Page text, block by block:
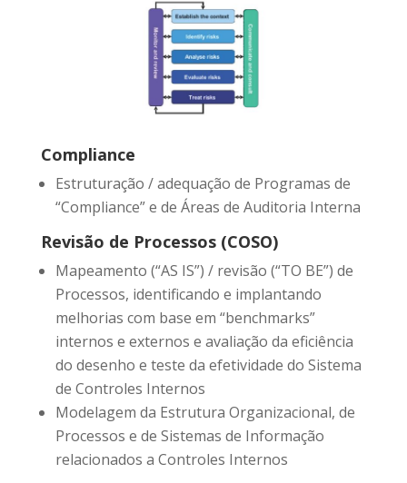
Compliance
Estruturação / adequação de Programas de
“Compliance” e de Áreas de Auditoria Interna
Revisão de Processos (COSO)
Mapeamento (“AS IS”) / revisão (“TO BE”) de
Processos, identificando e implantando
melhorias com base em “benchmarks”
internos e externos e avaliação da eficiência
do desenho e teste da efetividade do Sistema
de Controles Internos
Modelagem da Estrutura Organizacional, de
Processos e de Sistemas de Informação
relacionados a Controles Internos